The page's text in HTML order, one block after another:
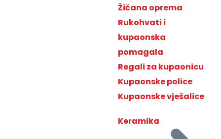
Žičana oprema
Rukohvati i
kupaonska
pomagala
Regali za kupaonicu
Kupaonske police
Kupaonske vješalice
Keramika